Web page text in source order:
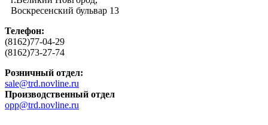
Воскресенский бульвар 13
Телефон:
(8162)77-04-29
(8162)73-27-74
Розничный отдел:
sale@trd.novline.ru
Производственный отдел
opp@trd.novline.ru